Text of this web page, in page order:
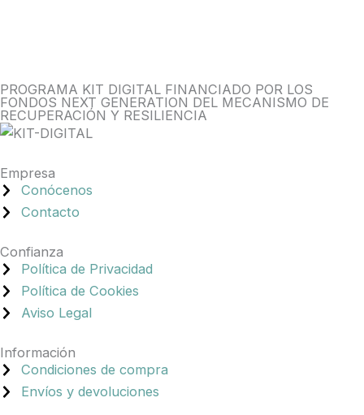
PROGRAMA KIT DIGITAL FINANCIADO POR LOS
FONDOS NEXT GENERATION DEL MECANISMO DE
RECUPERACIÓN Y RESILIENCIA
Empresa
Conócenos
Contacto
Confianza
Política de Privacidad
Política de Cookies
Aviso Legal
Información
Condiciones de compra
Envíos y devoluciones